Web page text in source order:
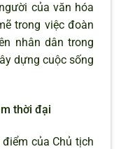
của văn hóa
trong việc đoàn
nhân dân trong
dựng cuộc sống
thời đại
của Chủ tịch